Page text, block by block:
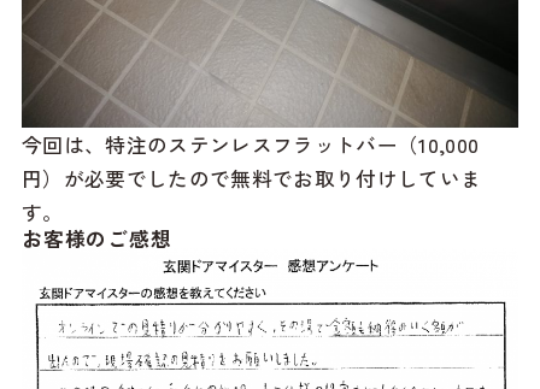
今回は、特注のステンレスフラットバー（10,000
円）が必要でしたので無料でお取り付けしていま
す。
お客様のご感想